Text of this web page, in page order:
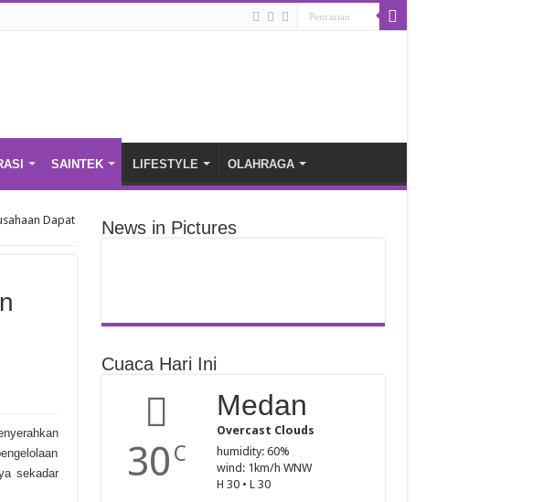
SAINTEK LIFESTYLE OLAHRAGA
Dapat
sekadar
News in Pictures
Cuaca Hari Ini
30 C
Medan
Overcast Clouds
humidity: 60%
wind: 1km/h WNW
H 30 • L 30